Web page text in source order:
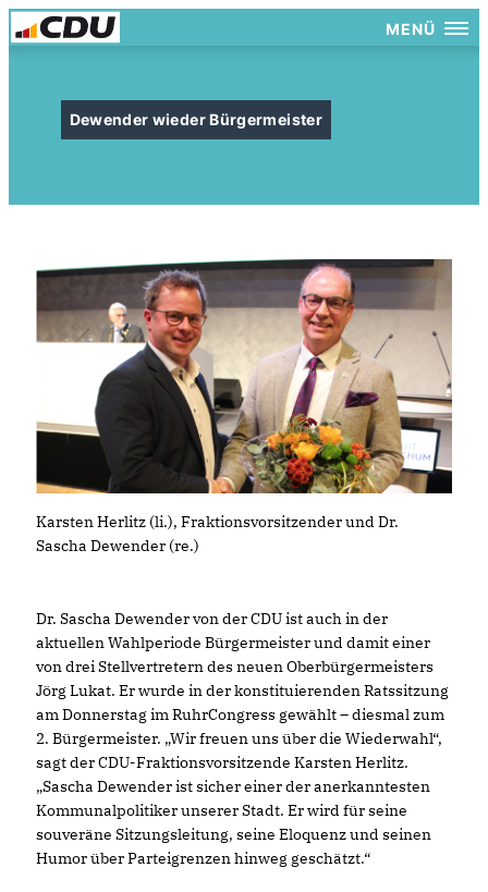
MENÜ
Dewender wieder Bürgermeister
Karsten Herlitz (li.), Fraktionsvorsitzender und Dr.
Sascha Dewender (re.)
Dr. Sascha Dewender von der CDU ist auch in der
aktuellen Wahlperiode Bürgermeister und damit einer
von drei Stellvertretern des neuen Oberbürgermeisters
Jörg Lukat. Er wurde in der konstituierenden Ratssitzung
am Donnerstag im RuhrCongress gewählt – diesmal zum
2. Bürgermeister. „Wir freuen uns über die Wiederwahl“,
sagt der CDU-Fraktionsvorsitzende Karsten Herlitz.
Sascha Dewender ist sicher einer der anerkanntesten
Kommunalpolitiker unserer Stadt. Er wird für seine
souveräne Sitzungsleitung, seine Eloquenz und seinen
Humor über Parteigrenzen hinweg geschätzt.“